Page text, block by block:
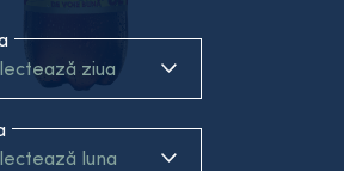
ziua
luna